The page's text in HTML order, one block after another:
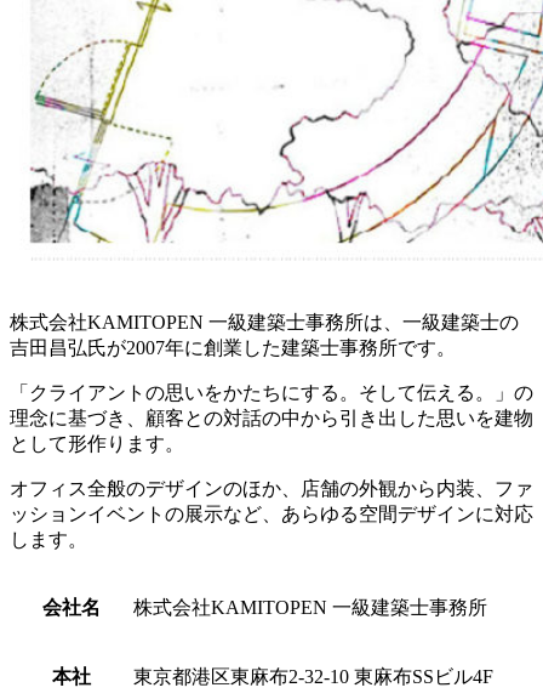
株式会社KAMITOPEN 一級建築士事務所は、一級建築士の
吉田昌弘氏が2007年に創業した建築士事務所です。
「クライアントの思いをかたちにする。そして伝える。」の
理念に基づき、顧客との対話の中から引き出した思いを建物
として形作ります。
オフィス全般のデザインのほか、店舗の外観から内装、ファ
ッションイベントの展示など、あらゆる空間デザインに対応
します。
会社名 株式会社KAMITOPEN 一級建築士事務所
本社 東京都港区東麻布2-32-10 東麻布SSビル4F